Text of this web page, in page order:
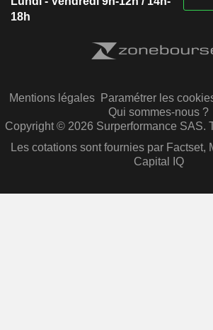
18h
Mentions légales Paramétrer les
Qui sommes-nous ?
Copyright © 2026 Surperformance SAS.
Les cotations sont fournies par Factset,
Capital IQ